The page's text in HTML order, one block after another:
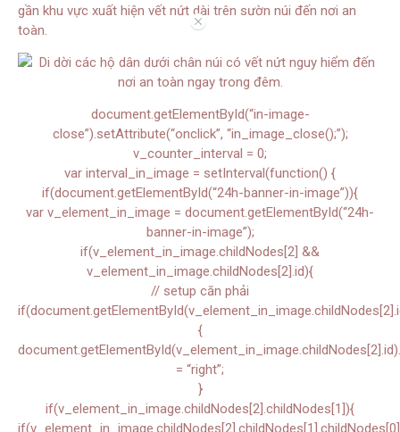
gần khu vực xuất hiện vết nứt dài trên sườn núi đến nơi an
toàn.
//
document.getElementById(“in-image-
close”).setAttribute(“onclick”, “in_image_close();”);
v_counter_interval = 0;
var interval_in_image = setInterval(function() {
if(document.getElementById(“24h-banner-in-image”)){
var v_element_in_image = document.getElementById(“24h-
banner-in-image”);
if(v_element_in_image.childNodes[2] &&
v_element_in_image.childNodes[2].id){
// setup căn phải
{
= “right”;
}
if(v_element_in_image.childNodes[2].childNodes[1]){